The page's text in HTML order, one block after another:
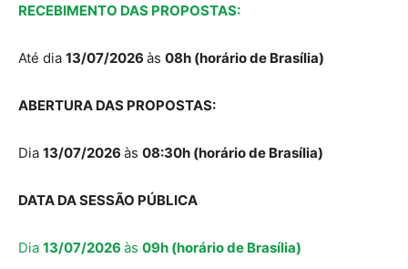
RECEBIMENTO DAS PROPOSTAS:
Até dia 13/07/2026 às 08h (horário de Brasília)
ABERTURA DAS PROPOSTAS:
Dia 13/07/2026 às 08:30h (horário de Brasília)
DATA DA SESSÃO PÚBLICA
Dia 13/07/2026 às 09h (horário de Brasília)